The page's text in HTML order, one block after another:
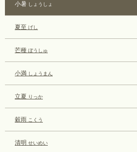
小暑 しょうしょ
夏至 げし
芒種 ぼうしゅ
小満 しょうまん
立夏 りっか
穀雨 こくう
清明 せいめい